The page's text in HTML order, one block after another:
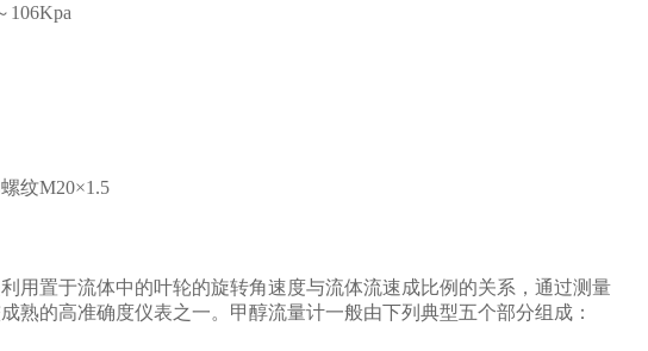
106Kpa
纹M20×1.5
用置于流体中的叶轮的旋转角速度与流体流速成比例的关系，通过测量
熟的高准确度仪表之一。甲醇流量计一般由下列典型五个部分组成：